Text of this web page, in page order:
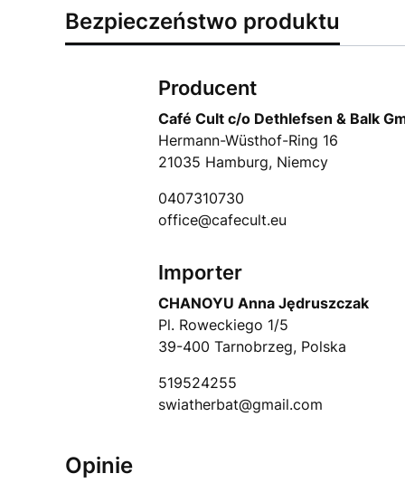
Bezpieczeństwo produktu
Producent
Café Cult c/o Dethlefsen & Balk
Hermann-Wüsthof-Ring 16
21035 Hamburg, Niemcy
0407310730
office@cafecult.eu
Importer
CHANOYU Anna Jędruszczak
Pl. Roweckiego 1/5
39-400 Tarnobrzeg, Polska
519524255
swiatherbat@gmail.com
Opinie